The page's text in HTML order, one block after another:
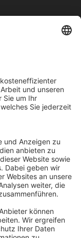
werden
für
befreit
unter der